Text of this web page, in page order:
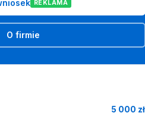
REKLAMA
O firmie
5 000 zł